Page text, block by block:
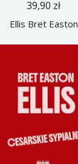
39,90 zł
Ellis Bret Easton